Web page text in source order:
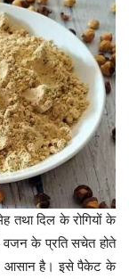
दिल के रोगियों के
वजन के प्रति सचेत होते
आसान है। इसे पैकेट के